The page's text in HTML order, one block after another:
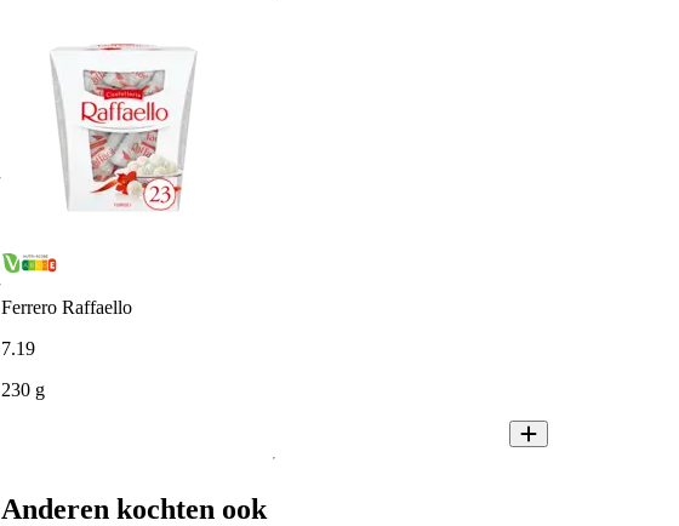
Ferrero Raffaello
7.19
230 g
Anderen kochten ook